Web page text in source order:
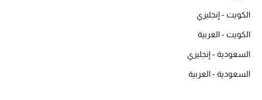
خصومات
الكويت - إنجليزي
الكويت - العربية
السعودية - إنجليزي
السعودية - العربية